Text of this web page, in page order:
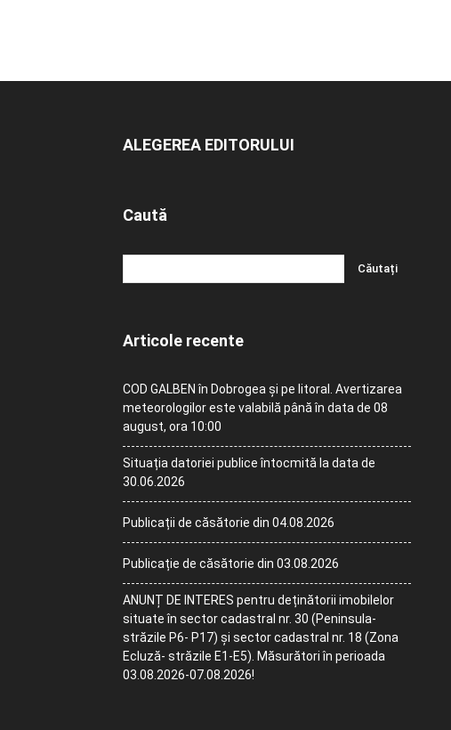
ALEGEREA EDITORULUI
Caută
Articole recente
COD GALBEN în Dobrogea și pe litoral. Avertizarea
meteorologilor este valabilă până în data de 08
august, ora 10:00
Situația datoriei publice întocmită la data de
30.06.2026
Publicații de căsătorie din 04.08.2026
Publicație de căsătorie din 03.08.2026
ANUNȚ DE INTERES pentru deținătorii imobilelor
situate în sector cadastral nr. 30 (Peninsula-
străzile P6- P17) și sector cadastral nr. 18 (Zona
Ecluză- străzile E1-E5). Măsurători în perioada
03.08.2026-07.08.2026!